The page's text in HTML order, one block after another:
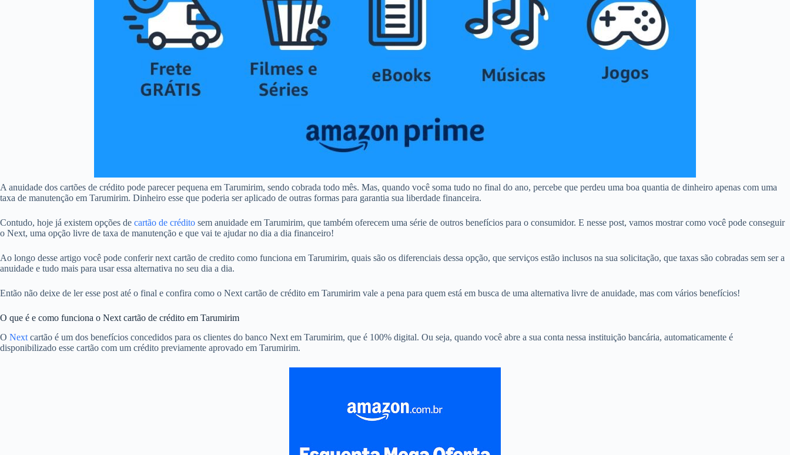
A anuidade dos cartões de crédito pode parecer pequena em Tarumirim, sendo cobrada todo mês. Mas, quando você soma tudo no final do ano, percebe que perdeu uma boa quantia de dinheiro apenas com uma
taxa de manutenção em Tarumirim. Dinheiro esse que poderia ser aplicado de outras formas para garantia sua liberdade financeira.
Contudo, hoje já existem opções de cartão de crédito sem anuidade em Tarumirim, que também oferecem uma série de outros benefícios para o consumidor. E nesse post, vamos mostrar como você pode conseguir
o Next, uma opção livre de taxa de manutenção e que vai te ajudar no dia a dia financeiro!
Ao longo desse artigo você pode conferir next cartão de credito como funciona em Tarumirim, quais são os diferenciais dessa opção, que serviços estão inclusos na sua solicitação, que taxas são cobradas sem ser a
anuidade e tudo mais para usar essa alternativa no seu dia a dia.
Então não deixe de ler esse post até o final e confira como o Next cartão de crédito em Tarumirim vale a pena para quem está em busca de uma alternativa livre de anuidade, mas com vários benefícios!
O que é e como funciona o Next cartão de crédito em Tarumirim
O Next cartão é um dos benefícios concedidos para os clientes do banco Next em Tarumirim, que é 100% digital. Ou seja, quando você abre a sua conta nessa instituição bancária, automaticamente é
disponibilizado esse cartão com um crédito previamente aprovado em Tarumirim.